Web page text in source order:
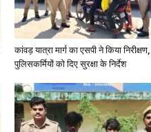
कांवड़ यात्रा मार्ग का एसपी ने किया निरीक्षण,
पुलिसकर्मियों को दिए सुरक्षा के निर्देश